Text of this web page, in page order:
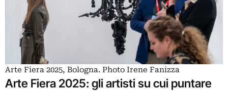
Arte Fiera 2025, Bologna. Photo Irene Fanizza
Arte Fiera 2025: gli artisti su cui puntare